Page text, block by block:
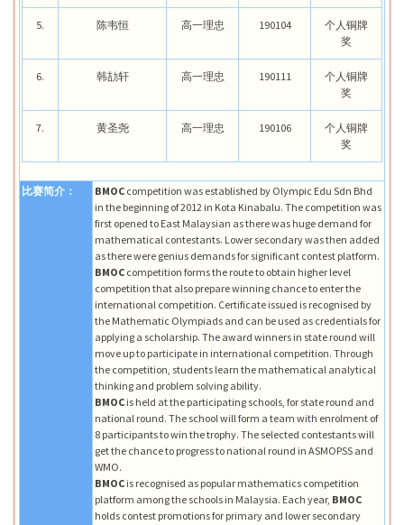
5. 陈韦恒 高一理忠 190104
个人铜牌
奖
6. 韩劼轩 高一理忠 190111
个人铜牌
奖
7. 黄圣尧 高一理忠 190106
个人铜牌
奖
比赛简介： BMOC competition was established by Olympic Edu Sdn Bhd
in the beginning of 2012 in Kota Kinabalu. The competition was
first opened to East Malaysian as there was huge demand for
mathematical contestants. Lower secondary was then added
as there were genius demands for significant contest platform.
BMOC competition forms the route to obtain higher level
competition that also prepare winning chance to enter the
international competition. Certificate issued is recognised by
the Mathematic Olympiads and can be used as credentials for
applying a scholarship. The award winners in state round will
move up to participate in international competition. Through
the competition, students learn the mathematical analytical
thinking and problem solving ability.
BMOC is held at the participating schools, for state round and
national round. The school will form a team with enrolment of
8 participants to win the trophy. The selected contestants will
get the chance to progress to national round in ASMOPSS and
WMO.
BMOC is recognised as popular mathematics competition
platform among the schools in Malaysia. Each year, BMOC
holds contest promotions for primary and lower secondary